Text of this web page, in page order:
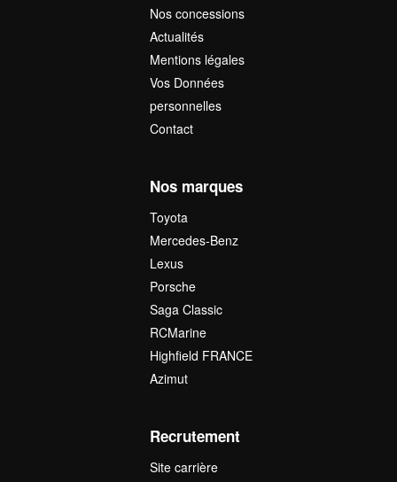
Nos concessions
Actualités
Mentions légales
Vos Données
personnelles
Contact
Nos marques
Toyota
Mercedes-Benz
Lexus
Porsche
Saga Classic
RCMarine
Highfield FRANCE
Azimut
Recrutement
Site carrière